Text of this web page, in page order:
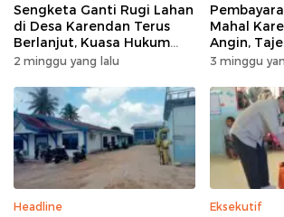
Sengketa Ganti Rugi Lahan
di Desa Karendan Terus
Berlanjut, Kuasa Hukum
Ajukan Kasasi
2 minggu yang lalu
Mahal
Angin,
Masuk Akal
3 minggu
Headline Eksekutif